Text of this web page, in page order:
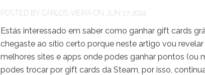
POSTED BY CARLOS VIEIRA ON JUN 17, 2024
Estás interessado em saber como ganhar gift cards
chegaste ao sítio certo porque neste artigo vou
melhores sites e apps onde podes ganhar pontos (ou
podes trocar por gift cards da Steam, por isso,